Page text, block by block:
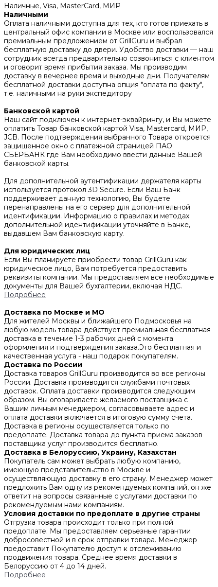
Наличные, Visa, MasterCard, МИР
Наличными
Оплата наличными доступна для тех, кто готов приехать в
центральный офис компании в Москве или воспользовался
премиальным предложением от GrillGuru и выбрал
бесплатную доставку до двери. Удобство доставки — наш
сотрудник всегда предварительно созвониться с клиентом
и оговорит время прибытия заказа. Мы производим
доставку в вечернее время и выходные дни. Получателям
бесплатной доставки доступна опция "оплата по факту",
т.е. наличными на руки экспедитору
Банковской картой
Наш сайт подключен к интернет-эквайрингу, и Вы можете
оплатить Товар банковской картой Visa, Mastercard, МИР,
JCB. После подтверждения выбранного Товара откроется
защищенное окно с платежной страницей ПАО
СБЕРБАНК где Вам необходимо ввести данные Вашей
банковской карты.
Для дополнительной аутентификации держателя карты
используется протокол 3D Secure. Если Ваш Банк
поддерживает данную технологию, Вы будете
перенаправлены на его сервер для дополнительной
идентификации. Информацию о правилах и методах
дополнительной идентификации уточняйте в Банке,
выдавшем Вам банковскую карту.
Для юридических лиц
Если Вы планируете приобрести товар GrillGuru как
юридическое лицо, Вам потребуется предоставить
реквизиты компании. Мы предоставляем все необходимые
документы для Вашей бухгалтерии, включая НДС.
Подробнее
Доставка по Москве и МО
Для жителей Москвы и ближайшего Подмосковья на
любую модель товара действует премиальная бесплатная
доставка в течение 1-3 рабочих дней с момента
оформления и подтверждения заказа.Это бесплатная и
качественная услуга - наш подарок покупателям.
Доставка по России
Доставка товаров GrillGuru производится во все регионы
России. Доставка производится службами почтовых
доставок. Оплата доставки производится следующим
образом. Вы оговариваете желаемого поставщика с
Вашим личным менеджером, согласовываете адрес и
оплата доставки включается в итоговую сумму счета.
Доставка в регионы осуществляется только по
предоплате. Доставка товара до пункта приема заказов
поставщика услуг производится бесплатно.
Доставка в Белоруссию, Украину, Казахстан
Покупатель сам может выбрать любую компанию,
имеющую представительство в Москве и
осуществляющую доставку в его страну. Менеджер может
предложить Вам одну из рекомендуемых компаний, он же
ответит на вопросы связанные с услугами доставки по
рекомендуемым нами компаниям.
Условия доставки по предоплате в другие страны
Отгрузка товара происходит только при полной
предоплате. Мы предоставляем серьезные гарантии
добросовестной и в срок отправки товара. Менеджер
предоставит Покупателю доступ к отслеживанию
продвижения товара. Среднее время доставки в
Белоруссию от 4 до 14 дней.
Подробнее